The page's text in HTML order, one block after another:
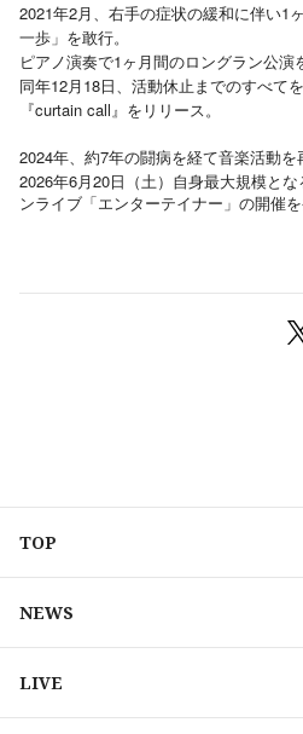
2021年2月、右手の症状の緩和に伴い1
一歩」を敢行。
ピアノ演奏で1ヶ月間のロングラン公演
同年12月18日、活動休止までのすべて
『curtain call』をリリース。
2024年、約7年の闘病を経て音楽活動を
2026年6月 20 日（土）自身最大規模とな
ンライブ「エンターテイナー」の開催を
TOP
NEWS
LIVE